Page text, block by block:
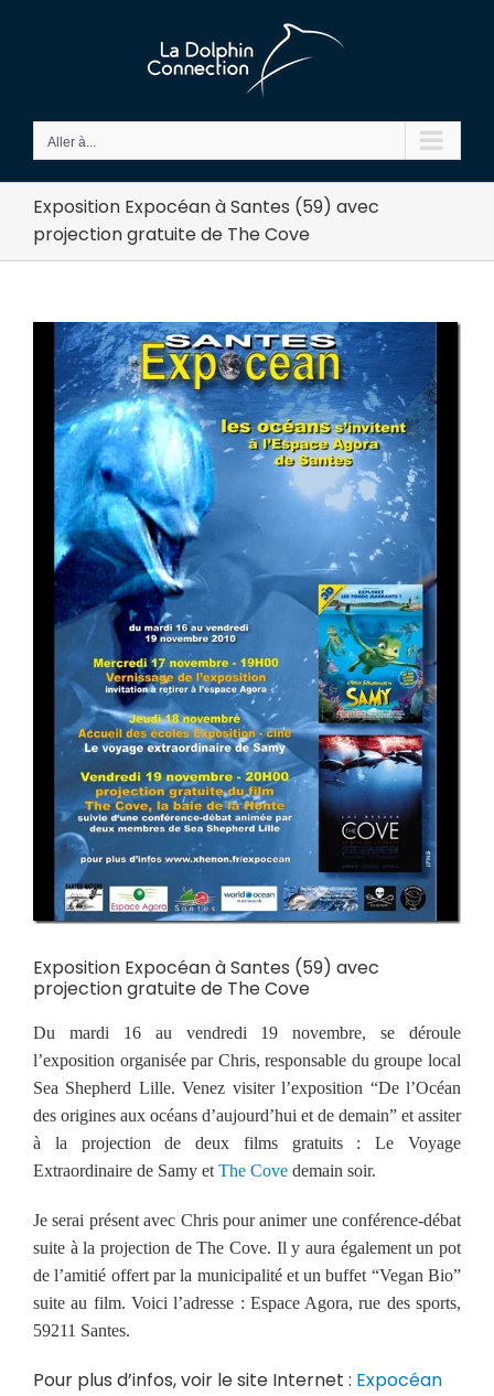
Aller à...
Exposition Expocéan à Santes (59) avec
projection gratuite de The Cove
Exposition Expocéan à Santes (59) avec
projection gratuite de The Cove
Du mardi 16 au vendredi 19 novembre, se déroule
l’exposition organisée par Chris, responsable du groupe local
Sea Shepherd Lille. Venez visiter l’exposition “De l’Océan
des origines aux océans d’aujourd’hui et de demain” et assiter
à la projection de deux films gratuits : Le Voyage
Extraordinaire de Samy et The Cove demain soir.
Je serai présent avec Chris pour animer une conférence-débat
suite à la projection de The Cove. Il y aura également un pot
de l’amitié offert par la municipalité et un buffet “Vegan Bio”
suite au film. Voici l’adresse : Espace Agora, rue des sports,
59211 Santes.
Pour plus d’infos, voir le site Internet : Expocéan